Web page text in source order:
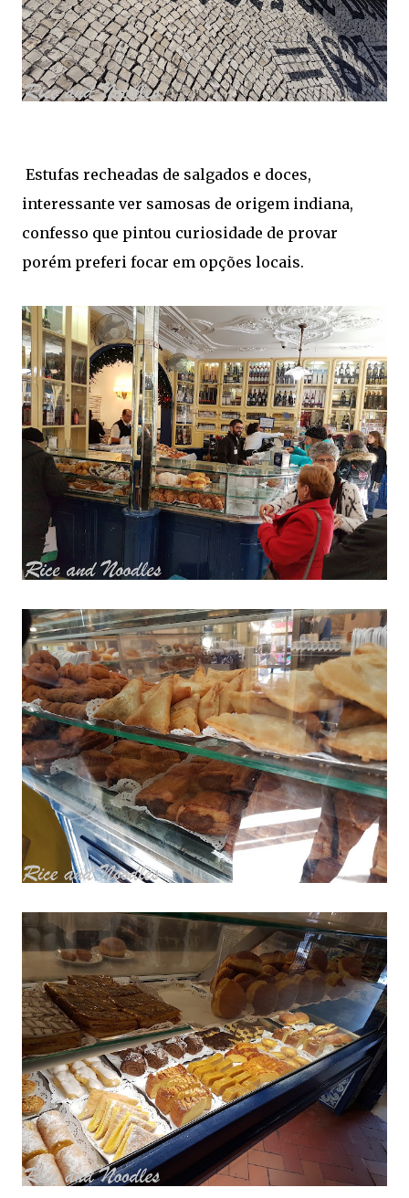
Estufas recheadas de salgados e doces,
interessante ver samosas de origem indiana,
confesso que pintou curiosidade de provar
porém preferi focar em opções locais.